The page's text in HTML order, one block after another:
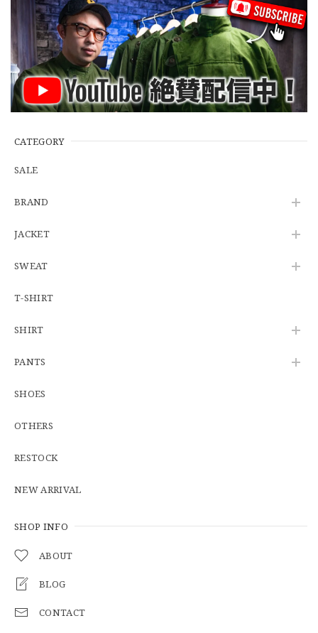
CATEGORY
SALE
BRAND
JACKET
SWEAT
T-SHIRT
SHIRT
PANTS
SHOES
OTHERS
RESTOCK
NEW ARRIVAL
SHOP INFO
ABOUT
BLOG
CONTACT
３.1947 New York Cubans
2026/07/01
GREEN